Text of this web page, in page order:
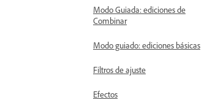
Modo Guiada: ediciones de
Combinar
Modo guiado: ediciones básicas
Filtros de ajuste
Efectos